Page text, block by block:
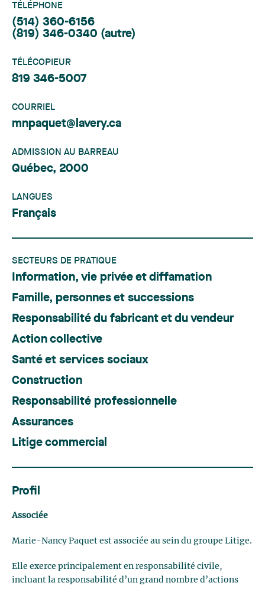
TÉLÉPHONE
(514) 360-6156
(819) 346-0340 (autre)
TÉLÉCOPIEUR
819 346-5007
COURRIEL
mnpaquet@lavery.ca
ADMISSION AU BARREAU
Québec, 2000
LANGUES
Français
SECTEURS DE PRATIQUE
Information, vie privée et diffamation
Famille, personnes et successions
Responsabilité du fabricant et du vendeur
Action collective
Santé et services sociaux
Construction
Responsabilité professionnelle
Assurances
Litige commercial
Profil
Associée
Marie-Nancy Paquet est associée au sein du groupe Litige.
Elle exerce principalement en responsabilité civile,
incluant la responsabilité d’un grand nombre d’actions